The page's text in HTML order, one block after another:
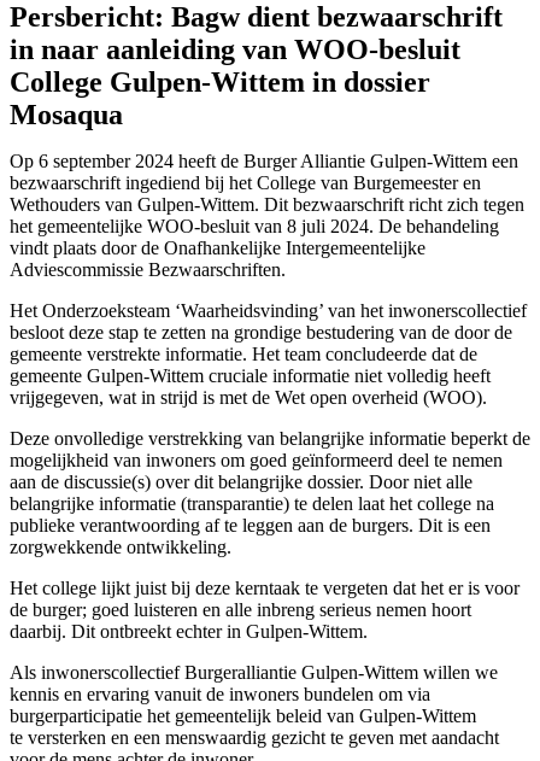
Persbericht: Bagw dient bezwaarschrift
in naar aanleiding van WOO-besluit
College Gulpen-Wittem in dossier
Mosaqua
Op 6 september 2024 heeft de Burger Alliantie Gulpen-Wittem een
bezwaarschrift ingediend bij het College van Burgemeester en
Wethouders van Gulpen-Wittem. Dit bezwaarschrift richt zich tegen
het gemeentelijke WOO-besluit van 8 juli 2024. De behandeling
vindt plaats door de Onafhankelijke Intergemeentelijke
Adviescommissie Bezwaarschriften.
Het Onderzoeksteam ‘Waarheidsvinding’ van het inwonerscollectief
besloot deze stap te zetten na grondige bestudering van de door de
gemeente verstrekte informatie. Het team concludeerde dat de
gemeente Gulpen-Wittem cruciale informatie niet volledig heeft
vrijgegeven, wat in strijd is met de Wet open overheid (WOO).
Deze onvolledige verstrekking van belangrijke informatie beperkt de
mogelijkheid van inwoners om goed geïnformeerd deel te nemen
aan de discussie(s) over dit belangrijke dossier. Door niet alle
belangrijke informatie (transparantie) te delen laat het college na
publieke verantwoording af te leggen aan de burgers. Dit is een
zorgwekkende ontwikkeling.
Het college lijkt juist bij deze kerntaak te vergeten dat het er is voor
de burger; goed luisteren en alle inbreng serieus nemen hoort
daarbij. Dit ontbreekt echter in Gulpen-Wittem.
Als inwonerscollectief Burgeralliantie Gulpen-Wittem willen we
kennis en ervaring vanuit de inwoners bundelen om via
burgerparticipatie het gemeentelijk beleid van Gulpen-Wittem
te versterken en een menswaardig gezicht te geven met aandacht